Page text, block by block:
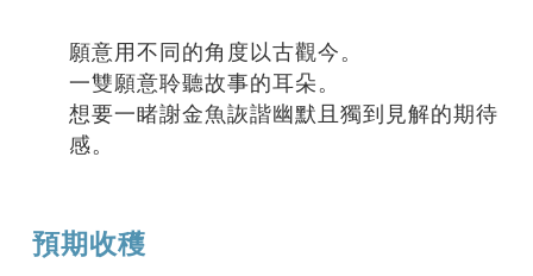
願意用不同的角度以古觀今。
一雙願意聆聽故事的耳朵。
想要一睹謝金魚詼諧幽默且獨到見解的期待
感。
預期收穫